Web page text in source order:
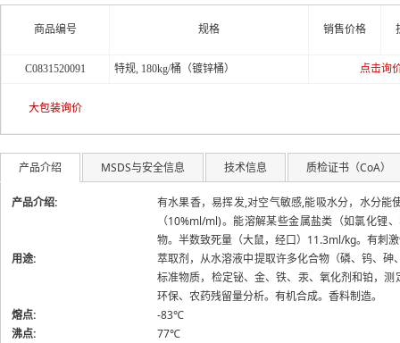
商品编号 规格 销售价格
C0831520091 特规, 180kg/桶（镀锌桶） 点击询
大包装询价
产品介绍 MSDS与安全信息 技术信息 质检证书（CoA）
产品介绍:
有水果香，易挥发,对空气敏感,能吸水分，水分
（10%ml/ml)。能溶解某些金属盐类（如氯化锂
物。半数致死量（大鼠，经口）11.3ml/kg。有刺
用途:
萃取剂，从水溶液中提取许多化合物（磷、钨、
标准物质，检定铋、金、铁、汞、氧化剂和铂，
环保、农药残留量分析。有机合成。香料制造。
熔点:
-83℃
沸点:
77℃